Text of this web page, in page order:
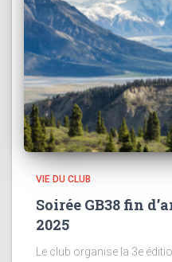
VIE DU CLUB
Soirée GB38 fin
2025
Le club organise la 3e